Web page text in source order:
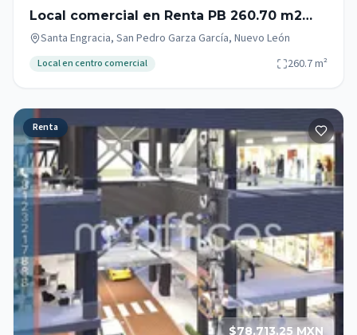
Local comercial en Renta PB 260.70 m2
Zona Campestre San Pedro Garza García
Santa Engracia, San Pedro Garza García, Nuevo León
Local en centro comercial 260.7m²
Renta
$78,713.25 MXN